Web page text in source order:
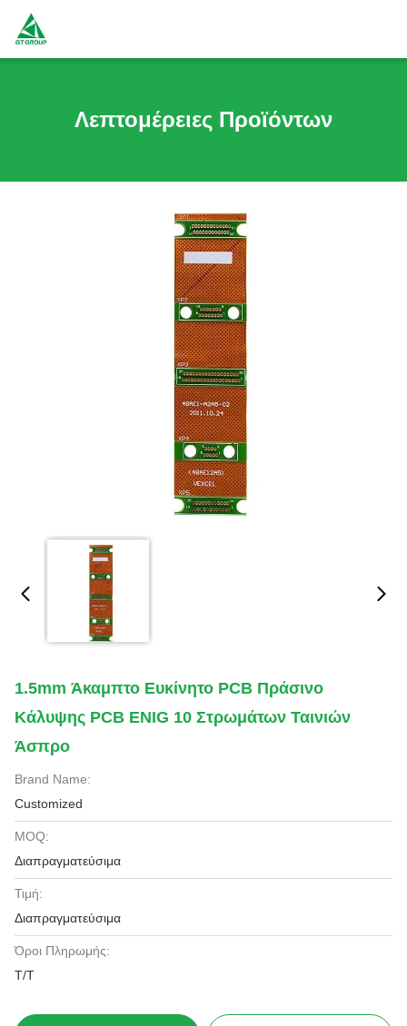
Λεπτομέρειες Προϊόντων
1.5mm Άκαμπτο Ευκίνητο PCB Πράσινο
Κάλυψης PCB ENIG 10 Στρωμάτων Ταινιών
Άσπρο
Brand Name:
Customized
MOQ:
Διαπραγματεύσιμα
Τιμή:
Διαπραγματεύσιμα
Όροι Πληρωμής:
Τ/Τ